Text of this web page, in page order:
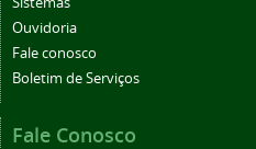
Ouvidoria
Fale conosco
Boletim de Serviços
Fale Conosco